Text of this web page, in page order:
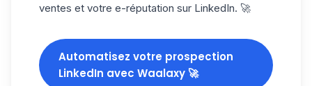
ventes et votre e-réputation sur LinkedIn. 🚀
Automatisez votre prospection
LinkedIn avec Waalaxy 🚀